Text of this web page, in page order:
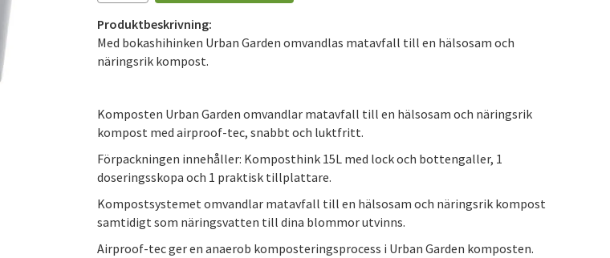
Produktbeskrivning:
Med bokashihinken Urban Garden omvandlas matavfall till en hälsosam och
näringsrik kompost.
Komposten Urban Garden omvandlar matavfall till en hälsosam och näringsrik
kompost med airproof-tec, snabbt och luktfritt.
Förpackningen innehåller: Komposthink 15L med lock och bottengaller, 1
doseringsskopa och 1 praktisk tillplattare.
Kompostsystemet omvandlar matavfall till en hälsosam och näringsrik kompost
samtidigt som näringsvatten till dina blommor utvinns.
Airproof-tec ger en anaerob komposteringsprocess i Urban Garden komposten.